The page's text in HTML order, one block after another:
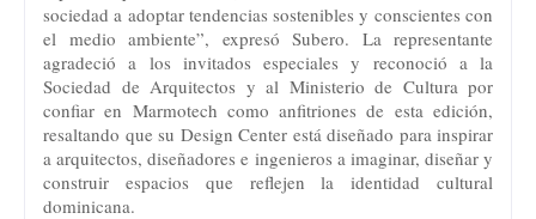
sociedad a adoptar tendencias sostenibles y conscientes con
el medio ambiente”, expresó Subero. La representante
agradeció a los invitados especiales y reconoció a la
Sociedad de Arquitectos y al Ministerio de Cultura por
confiar en Marmotech como anfitriones de esta edición,
resaltando que su Design Center está diseñado para inspirar
a arquitectos, diseñadores e ingenieros a imaginar, diseñar y
construir espacios que reflejen la identidad cultural
dominicana.